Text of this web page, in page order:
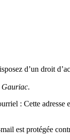
d’un droit
Gauriac.
: Cette adresse
est protégée